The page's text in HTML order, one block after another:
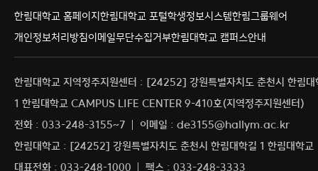
한림대학교 홈페이지한림대학교 포털학생정보시스템한림그룹웨어
개인정보처리방침이메일무단수집거부한림대학교 캠퍼스안내
한림대학교 지역정주지원센터 : [24252] 강원특별자치도 춘천시 한림대
1 한림대학교 CAMPUS LIFE CENTER 9-410호(지역정주지원센터)
전화 : 033-248-3155~7
이메일 : de3155@hallym.ac.kr
한림대학교 : [24252] 강원특별자치도 춘천시 한림대학길 1 한림대학교
대표전화 : 033-248-1000
팩스 : 033-248-3333